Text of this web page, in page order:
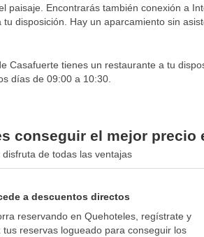
paisaje. Encontrarás también conexión a
tu disposición. Hay un aparcamiento sin
Casafuerte tienes un restaurante a tu
días de 09:00 a 10:30.
conseguir el mejor precio
de todas las ventajas
a descuentos directos
reservando en Quehoteles, regístrate y
tus reservas logueado para conseguir los